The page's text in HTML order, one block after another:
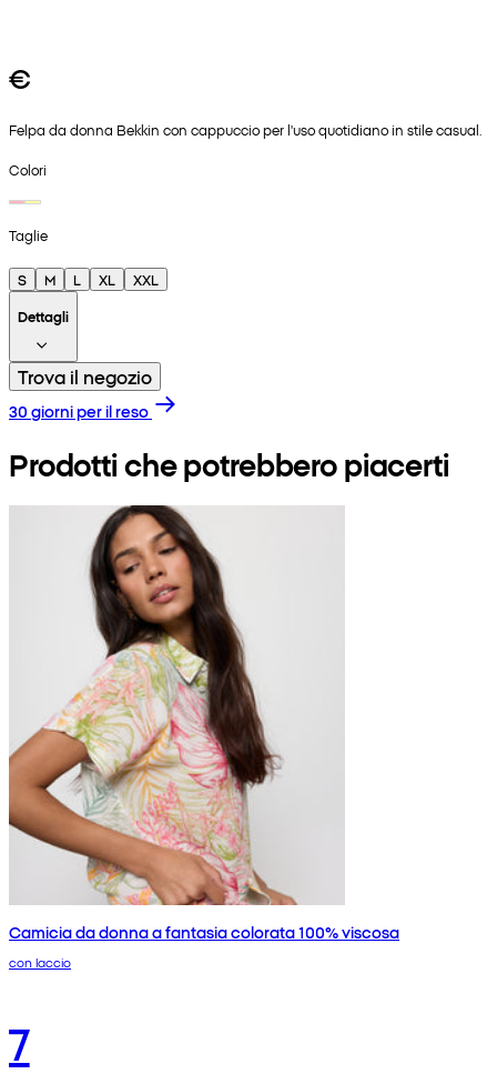
€
Felpa da donna Bekkin con cappuccio per l'uso quotidiano in stile casual.
Colori
Taglie
S M L XL
XXL
Dettagli
Trova il negozio
30 giorni per il reso
Prodotti che potrebbero piacerti
Camicia da donna a fantasia colorata 100% viscosa
con laccio
7